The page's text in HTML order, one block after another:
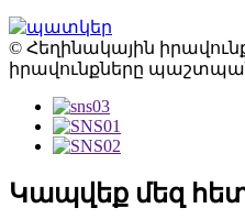
© Հեղինակային իրավունք
իրավունքները
Կապվեք մեզ